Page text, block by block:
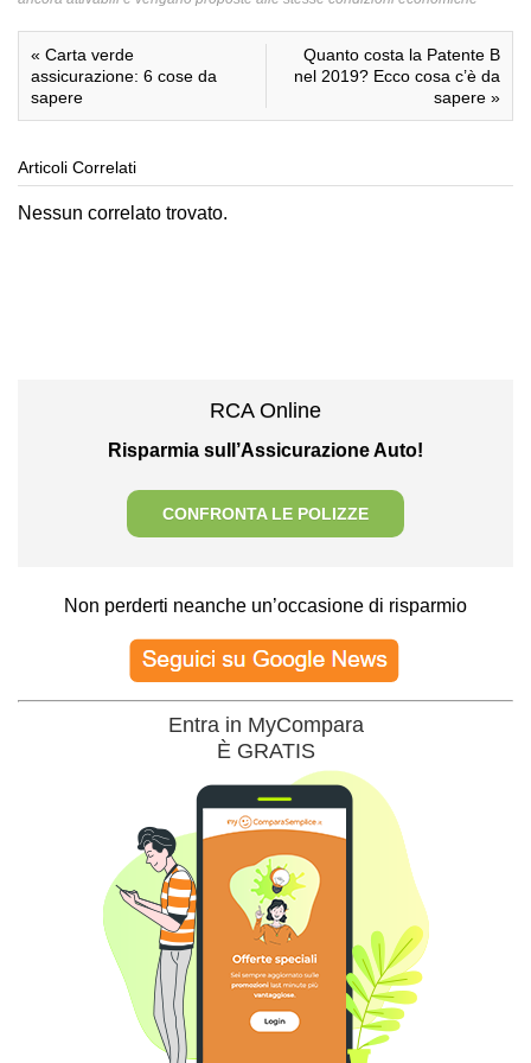
« Carta verde
assicurazione: 6 cose da
sapere
Quanto costa la Patente B
nel 2019? Ecco cosa c’è da
sapere »
Articoli Correlati
Nessun correlato trovato.
RCA Online
Risparmia sull’Assicurazione Auto!
CONFRONTA LE POLIZZE
Non perderti neanche un’occasione di risparmio
Entra in MyCompara
È GRATIS